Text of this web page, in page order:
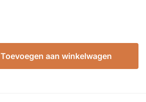
Toevoegen aan winkelwagen